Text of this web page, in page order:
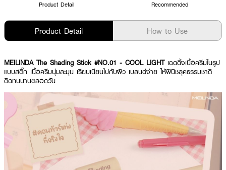
Product Detail Recommended
Product Detail How to Use
MEILINDA The Shading Stick #NO.01 - COOL LIGHT เฉดดิ้งเนื้อครีมในรูป
แบบสติ๊ก เนื้อครีมนุ่มละมุน เรียบเนียนไปกับผิว เบลนด์ง่าย ให้ฟินิชลุคธรรมชาติ
ติดทนนานตลอดวัน